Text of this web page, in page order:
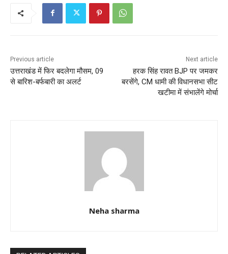
k
A
p
Previous article
उत्तराखंड में फिर बदलेगा मौसम, 09
से बारिश-बर्फबारी का अलर्ट
Next article
हरक सिंह रावत BJP पर जमकर
बरसेंगे, CM धामी की विधानसभा सीट
खटीमा में संभालेंगे मोर्चा
Neha sharma